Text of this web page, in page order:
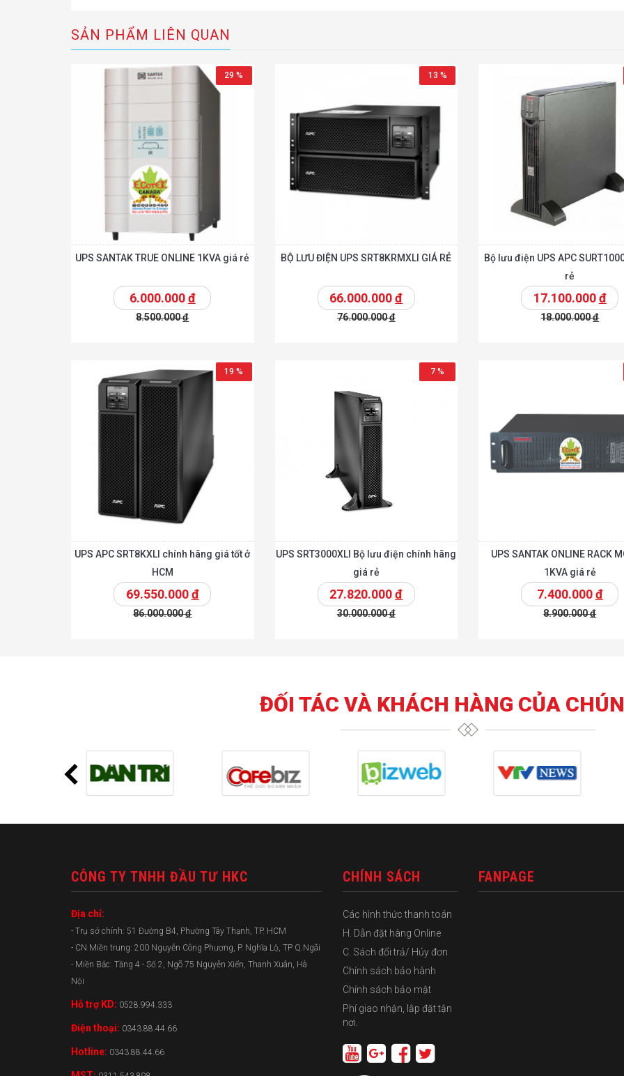
SẢN PHẨM LIÊN QUAN
29 %
UPS SANTAK TRUE ONLINE 1KVA giá rẻ
6.000.000đ
8.500.000đ
13 %
BỘ LƯU ĐIỆN UPS SRT8KRMXLI GIÁ RẺ
66.000.000đ
76.000.000đ
Bộ lưu điện UPS APC
rẻ
17.100.000đ
18.000.000đ
19 %
UPS APC SRT8KXLI chính hãng giá tốt ở
HCM
69.550.000đ
86.000.000đ
7 %
UPS SRT3000XLI Bộ lưu điện chính hãng
giá rẻ
27.820.000đ
30.000.000đ
UPS SANTAK ONLINE RACK
1KVA giá rẻ
7.400.000đ
8.900.000đ
ĐỐI TÁC VÀ KHÁCH HÀNG CỦA
CÔNG TY TNHH ĐẦU TƯ HKC
Địa chỉ:
- Trụ sở chính: 51 Đường B4, Phường Tây Thạnh, TP. HCM
- CN Miền trung: 200 Nguyễn Công Phương, P. Nghĩa Lộ, TP Q.Ngãi
- Miền Bắc: Tầng 4 - Số 2, Ngõ 75 Nguyễn Xiển, Thanh Xuân, Hà
Nội
Hỗ trợ KD: 0528.994.333
Điện thoại: 0343.88.44.66
Hotline: 0343.88.44.66
CHÍNH SÁCH
Các hình thức thanh toán
H. Dẫn đặt hàng Online
C. Sách đổi trả/ Hủy đơn
Chính sách bảo hành
Chính sách bảo mật
Phí giao nhận, lắp đặt tận
nơi.
FANPAGE